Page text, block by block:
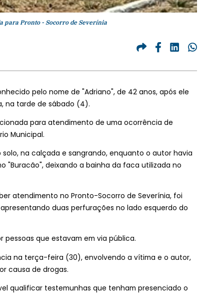
para Pronto - Socorro de Severínia
pelo nome de "Adriano", de 42 anos, após ele
na tarde de sábado (4).
para atendimento de uma ocorrência de
Municipal.
na calçada e sangrando, enquanto o autor havia
"Buracão", deixando a bainha da faca utilizada no
atendimento no Pronto-Socorro de Severínia, foi
duas perfurações no lado esquerdo do
que estavam em via pública.
na terça-feira (30), envolvendo a vítima e o autor,
causa de drogas.
qualificar testemunhas que tenham presenciado o